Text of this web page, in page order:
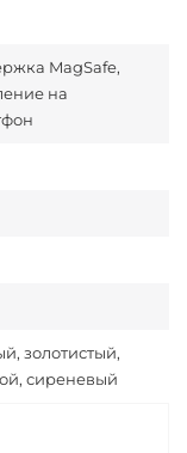
MagSafe,
на
золотистый,
сиреневый